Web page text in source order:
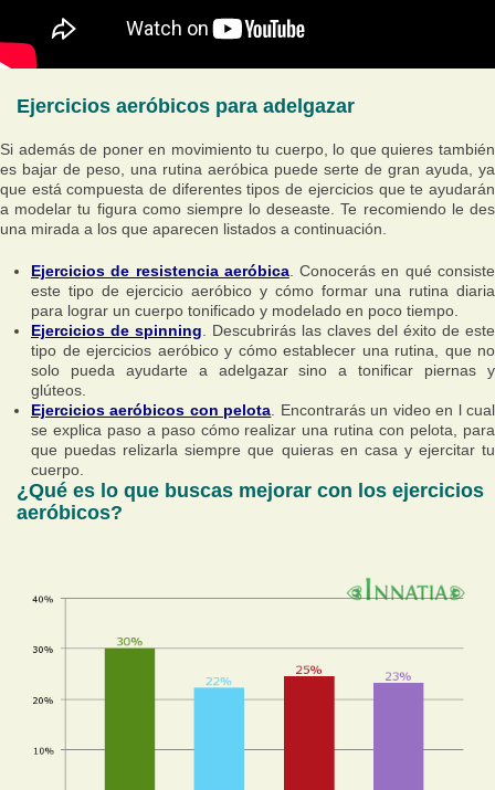
Ejercicios aeróbicos para adelgazar
Si además de poner en movimiento tu cuerpo, lo que quieres también
es bajar de peso, una rutina aeróbica puede serte de gran ayuda, ya
que está compuesta de diferentes tipos de ejercicios que te ayudarán
a modelar tu figura como siempre lo deseaste. Te recomiendo le des
una mirada a los que aparecen listados a continuación.
Ejercicios de resistencia aeróbica. Conocerás en qué consiste
este tipo de ejercicio aeróbico y cómo formar una rutina diaria
para lograr un cuerpo tonificado y modelado en poco tiempo.
Ejercicios de spinning . Descubrirás las claves del éxito de este
tipo de ejercicios aeróbico y cómo establecer una rutina, que no
solo pueda ayudarte a adelgazar sino a tonificar piernas y
glúteos.
Ejercicios aeróbicos con pelota . Encontrarás un video en l cual
se explica paso a paso cómo realizar una rutina con pelota, para
que puedas relizarla siempre que quieras en casa y ejercitar tu
cuerpo.
¿Qué es lo que buscas mejorar con los ejercicios
aeróbicos?